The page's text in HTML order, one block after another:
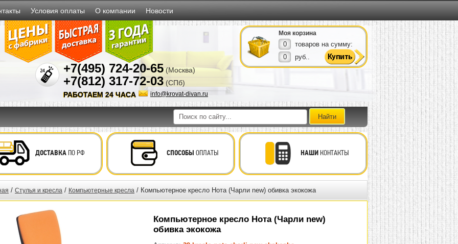
Условия оплаты О компании Новости
+7(495) 724-20-65 (Москва)
+7(812) 317-72-03 (СПб)
info@krovat-divan.ru
РАБОТАЕМ 24 ЧАСА
Моя корзина
0
товаров на сумму:
0
руб..
ДОСТАВКАПО РФ СПОСОБЫ ОПЛАТЫ НАШИКОНТАКТЫ
/ Стулья и кресла / Компьютерные кресла / Компьютерное кресло Нота (Чарли new) обивка экокожа
Компьютерное кресло Нота (Чарли new)
обивка экокожа